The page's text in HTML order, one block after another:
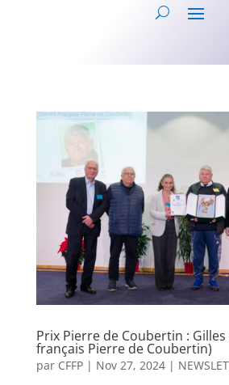
Prix Pierre de Coubertin :
français Pierre de Coubertin)
par CFFP| Nov 27, 2024|